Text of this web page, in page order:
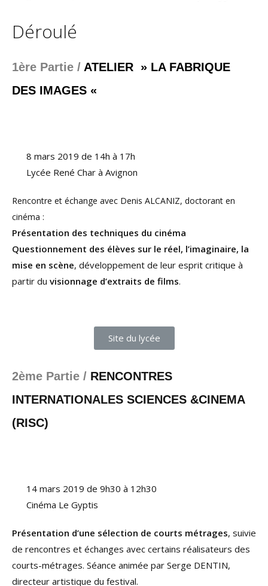
Déroulé
1ère Partie / ATELIER » LA FABRIQUE
DES IMAGES «
8 mars 2019 de 14h à 17h
Lycée René Char à Avignon
Rencontre et échange avec Denis ALCANIZ, doctorant en
cinéma :
Présentation des techniques du cinéma
Questionnement des élèves sur le réel, l’imaginaire, la
mise en scène, développement de leur esprit critique à
partir du visionnage d’extraits de films.
Site du lycée
2ème Partie / RENCONTRES
INTERNATIONALES SCIENCES &CINEMA
(RISC)
14 mars 2019 de 9h30 à 12h30
Cinéma Le Gyptis
Présentation d’une sélection de courts métrages, suivie
de rencontres et échanges avec certains réalisateurs des
courts-métrages. Séance animée par Serge DENTIN,
directeur artistique du festival.